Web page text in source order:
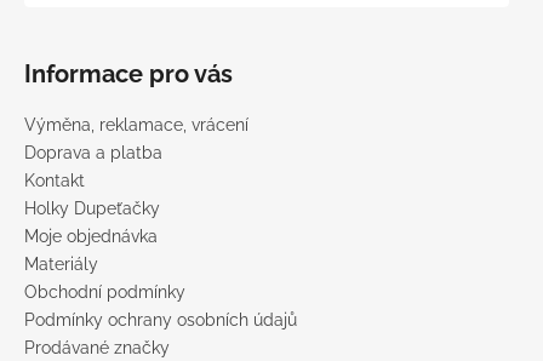
Informace pro vás
Výměna, reklamace, vrácení
Doprava a platba
Kontakt
Holky Dupeťačky
Moje objednávka
Materiály
Obchodní podmínky
Podmínky ochrany osobních údajů
Prodávané značky